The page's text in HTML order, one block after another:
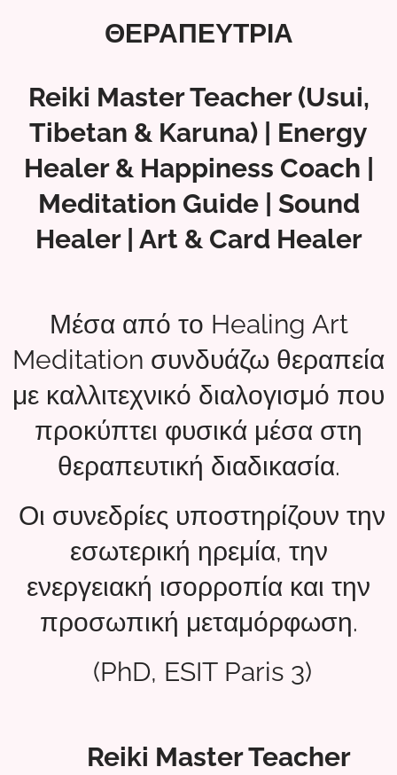
ΘΕΡΑΠΕΥΤΡΙΑ
Reiki Master Teacher (Usui,
Tibetan & Karuna) | Energy
Healer & Happiness Coach |
Meditation Guide | Sound
Healer | Art & Card Healer
Μέσα από το Healing Art
Meditation συνδυάζω θεραπεία
με καλλιτεχνικό διαλογισμό που
προκύπτει φυσικά μέσα στη
θεραπευτική διαδικασία.
Οι συνεδρίες υποστηρίζουν την
εσωτερική ηρεμία, την
ενεργειακή ισορροπία και την
προσωπική μεταμόρφωση.
(PhD, ESIT Paris 3)
Reiki Master Teacher